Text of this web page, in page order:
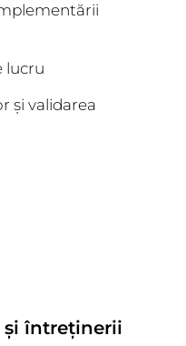
lucru
și validarea
și întreținerii